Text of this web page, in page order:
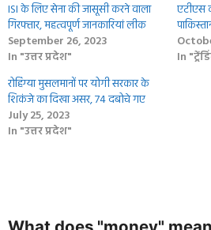
ISI के लिए सेना की जासूसी करने वाला
गिरफ्तार, महत्वपूर्ण जानकारियां लीक
September 26, 2023
In "उत्तर प्रदेश"
एटीएस
In
रोहिंग्या मुसलमानों पर योगी सरकार के
शिकंजे का दिखा असर, 74 दबोचे गए
July 25, 2023
In "उत्तर प्रदेश"